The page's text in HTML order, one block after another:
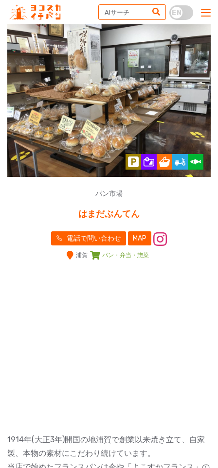
パン市場
はまだぶんてん
電話で問い合わせ MAP
浦賀 パン・弁当・惣菜
1914年(大正3年)開国の地浦賀で創業以来焼き立て、自家
製、本物の素材にこだわり続けています。